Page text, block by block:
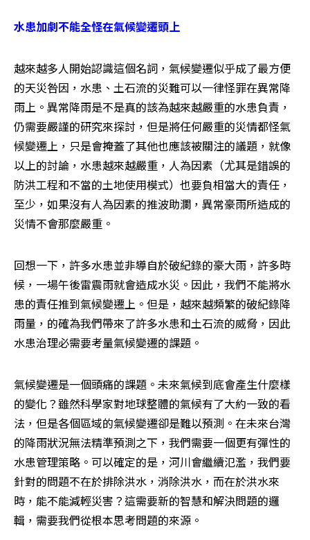
水患加劇不能全怪在氣候變遷頭上
越來越多人開始認識這個名詞，氣候變遷似乎成了最方便
的天災咎因，水患、土石流的災難可以一律怪罪在異常降
雨上。異常降雨是不是真的該為越來越嚴重的水患負責，
仍需要嚴謹的研究來探討，但是將任何嚴重的災情都怪氣
候變遷上，只是會掩蓋了其他也應該被關注的議題，就像
以上的討論，水患越來越嚴重，人為因素（尤其是錯誤的
防洪工程和不當的土地使用模式）也要負相當大的責任，
至少，如果沒有人為因素的推波助瀾，異常豪雨所造成的
災情不會那麼嚴重。
回想一下，許多水患並非導自於破紀錄的豪大雨，許多時
候，一場午後雷震雨就會造成水災。因此，我們不能將水
患的責任推到氣候變遷上。但是，越來越頻繁的破紀錄降
雨量，的確為我們帶來了許多水患和土石流的威脅，因此
水患治理必需要考量氣候變遷的課題。
氣候變遷是一個頭痛的課題。未來氣候到底會產生什麼樣
的變化？雖然科學家對地球整體的氣候有了大約一致的看
法，但是各個區域的氣候變遷卻是難以預測。在未來台灣
的降雨狀況無法精準預測之下，我們需要一個更有彈性的
水患管理策略。可以確定的是，河川會繼續氾濫，我們要
針對的問題不在於排除洪水，消除洪水，而在於洪水來
時，能不能減輕災害？這需要新的智慧和解決問題的邏
輯，需要我們從根本思考問題的來源。